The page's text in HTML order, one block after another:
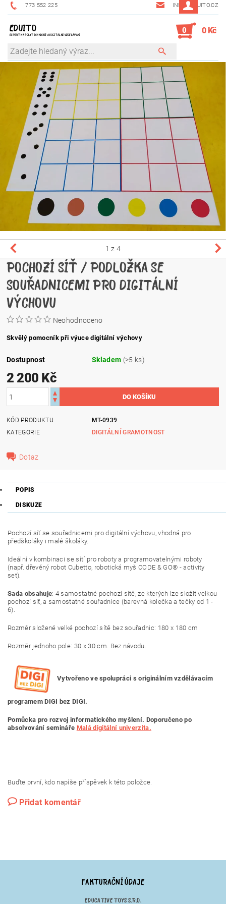
773 552 225 INFO@EDUITO.CZ
EDUITO
EXPERT NA POLYTECHNICKÉ A DIGITÁLNÍ VZDĚLÁVÁNÍ
0 0 Kč
1 z 4
POCHOZÍ SÍŤ / PODLOŽKA SE
SOUŘADNICEMI PRO DIGITÁLNÍ
VÝCHOVU
Neohodnoceno
Skvělý pomocník při výuce digitální výchovy
Dostupnost Skladem (>5 ks)
2 200 Kč
KÓD PRODUKTU
MT-0939
KATEGORIE
DIGITÁLNÍ GRAMOTNOST
Dotaz
POPIS
DISKUZE
Pochozí síť se souřadnicemi pro digitální výchovu, vhodná pro
předškoláky i malé školáky.
Ideální v kombinaci se sítí pro roboty a programovatelnými roboty
(např. dřevěný robot Cubetto, robotická myš CODE & GO® - activity
set).
Sada obsahuje: 4 samostatné pochozí sítě, ze kterých lze složit velkou
pochozí síť, a samostatné souřadnice (barevná kolečka a tečky od 1 -
6).
Rozměr složené velké pochozí sítě bez souřadnic: 180 x 180 cm
Rozměr jednoho pole: 30 x 30 cm. Bez návodu.
Vytvořeno ve spolupráci s originálním vzdělávacím
programem DIGI bez DIGI.
Pomůcka pro rozvoj informatického myšlení. Doporučeno po
absolvování semináře Malá digitální univerzita.
Buďte první, kdo napíše příspěvek k této položce.
Přidat komentář
FAKTURAČNÍ ÚDAJE
EDUCATIVE TOYS S.R.O.